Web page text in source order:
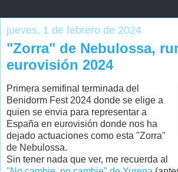
jueves, 1 de febrero de 2024
"Zorra" de Nebulossa,
eurovisión 2024
Primera semifinal terminada del
Benidorm Fest 2024 donde se elige a
quien se envia para representar a
España en eurovisión donde nos ha
dejado actuaciones como esta "Zorra"
de Nebulossa.
Sin tener nada que ver, me recuerda al